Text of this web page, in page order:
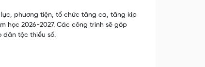
lực, phương tiện, tổ chức tăng ca, tăng kíp
học 2026-2027. Các công trình sẽ góp
dân tộc thiểu số.